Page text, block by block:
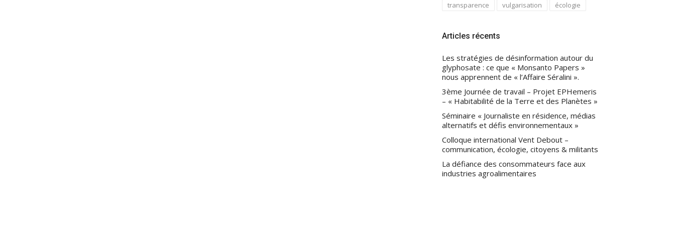
transparence vulgarisation écologie
Articles récents
Les stratégies de désinformation autour du
glyphosate : ce que « Monsanto Papers »
nous apprennent de « l’Affaire Séralini ».
3ème Journée de travail – Projet EPHemeris
– « Habitabilité de la Terre et des Planètes »
Séminaire « Journaliste en résidence, médias
alternatifs et défis environnementaux »
Colloque international Vent Debout –
communication, écologie, citoyens & militants
La défiance des consommateurs face aux
industries agroalimentaires